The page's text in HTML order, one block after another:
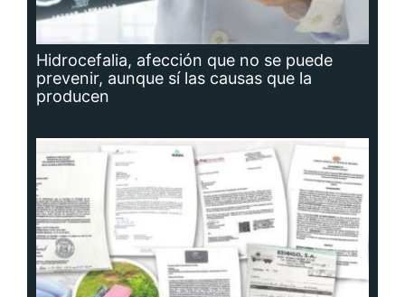
Hidrocefalia, afección que no se puede
prevenir, aunque sí las causas que la
producen